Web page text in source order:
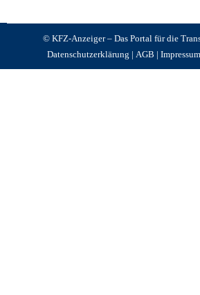
© KFZ-Anzeiger – Das Portal für die
Datenschutzerklärung | AGB | Impressum